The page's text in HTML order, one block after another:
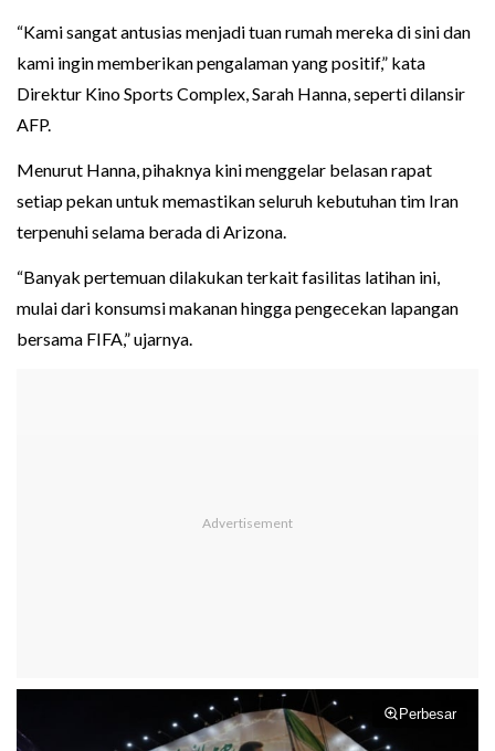
“Kami sangat antusias menjadi tuan rumah mereka di sini dan
kami ingin memberikan pengalaman yang positif,” kata
Direktur Kino Sports Complex, Sarah Hanna, seperti dilansir
AFP.
Menurut Hanna, pihaknya kini menggelar belasan rapat
setiap pekan untuk memastikan seluruh kebutuhan tim Iran
terpenuhi selama berada di Arizona.
“Banyak pertemuan dilakukan terkait fasilitas latihan ini,
mulai dari konsumsi makanan hingga pengecekan lapangan
bersama FIFA,” ujarnya.
Perbesar